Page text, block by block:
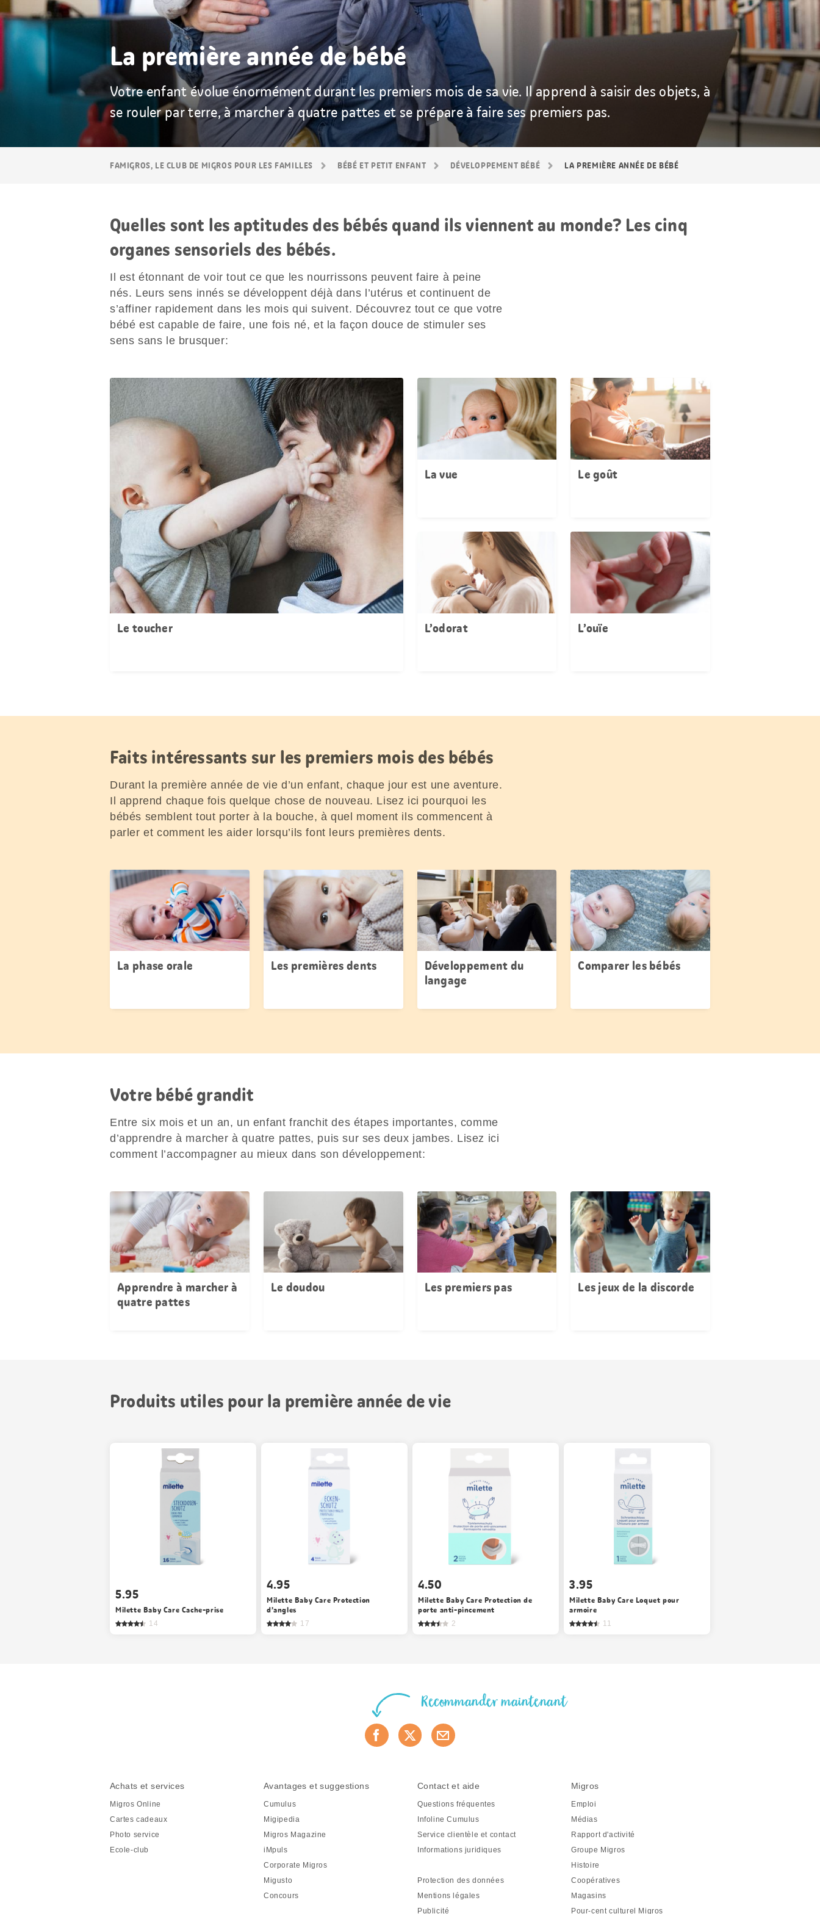
La première année de bébé
Votre enfant évolue énormément durant les premiers mois de sa vie. Il apprend à saisir des objets, à
se rouler par terre, à marcher à quatre pattes et se prépare à faire ses premiers pas.
FAMIGROS, LE CLUB DE MIGROS POUR LES FAMILLES BÉBÉ ET PETIT ENFANT DÉVELOPPEMENT BÉBÉ LA PREMIÈRE ANNÉE DE BÉBÉ
Quelles sont les aptitudes des bébés quand ils viennent au monde? Les cinq
organes sensoriels des bébés.
Il est étonnant de voir tout ce que les nourrissons peuvent faire à peine
nés. Leurs sens innés se développent déjà dans l’utérus et continuent de
s’affiner rapidement dans les mois qui suivent. Découvrez tout ce que votre
bébé est capable de faire, une fois né, et la façon douce de stimuler ses
sens sans le brusquer:
Le toucher
La vue Le goût
L’odorat L’ouïe
Faits intéressants sur les premiers mois des bébés
Durant la première année de vie d’un enfant, chaque jour est une aventure.
Il apprend chaque fois quelque chose de nouveau. Lisez ici pourquoi les
bébés semblent tout porter à la bouche, à quel moment ils commencent à
parler et comment les aider lorsqu’ils font leurs premières dents.
La phase orale Les premières dents
Développement du
langage
Comparer les bébés
Votre bébé grandit
Entre six mois et un an, un enfant franchit des étapes importantes, comme
d’apprendre à marcher à quatre pattes, puis sur ses deux jambes. Lisez ici
comment l’accompagner au mieux dans son développement:
Apprendre à marcher à
quatre pattes
Le doudou Les premiers pas Les jeux de la discorde
Produits utiles pour la première année de vie
5.95
Milette Baby Care Cache-prise
14
4.95
Milette Baby Care Protection
d’angles
17
4.50
Milette Baby Care Protection de
porte anti-pincement
2
3.95
Milette Baby Care Loquet pour
armoire
11
Recommander maintenant
Achats et services
Migros Online
Cartes cadeaux
Photo service
Ecole-club
Avantages et suggestions
Cumulus
Migipedia
Migros Magazine
iMpuls
Corporate Migros
Migusto
Concours
Contact et aide
Questions fréquentes
Infoline Cumulus
Service clientèle et contact
Informations juridiques
Protection des données
Mentions légales
Publicité
Migros
Emploi
Médias
Rapport d'activité
Groupe Migros
Histoire
Coopératives
Magasins
Pour-cent culturel Migros